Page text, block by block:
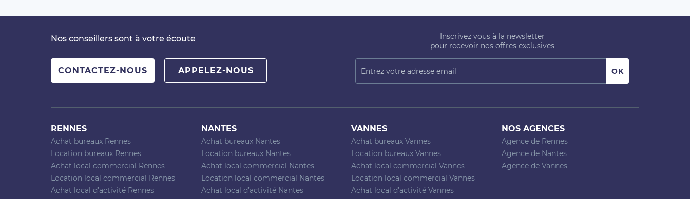
Nos conseillers sont à votre écoute
CONTACTEZ-NOUS APPELEZ-NOUS
Inscrivez vous à la newsletter
pour recevoir nos offres exclusives
RENNES
Achat bureaux Rennes
Location bureaux Rennes
Achat local commercial Rennes
Location local commercial Rennes
Achat local d’activité Rennes
NANTES
Achat bureaux Nantes
Location bureaux Nantes
Achat local commercial Nantes
Location local commercial Nantes
Achat local d’activité Nantes
VANNES
Achat bureaux Vannes
Location bureaux Vannes
Achat local commercial Vannes
Location local commercial Vannes
Achat local d’activité Vannes
NOS AGENCES
Agence de Rennes
Agence de Nantes
Agence de Vannes